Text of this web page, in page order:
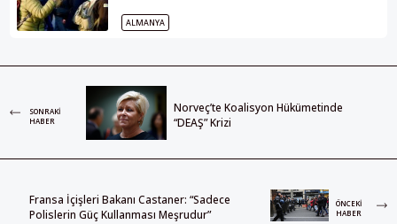
ALMANYA
SONRAKI
HABER
Norveç’te Koalisyon Hükümetinde
“DEAŞ” Krizi
Fransa İçişleri Bakanı Castaner: “Sadece
Polislerin Güç Kullanması Meşrudur”
ÖNCEKI
HABER